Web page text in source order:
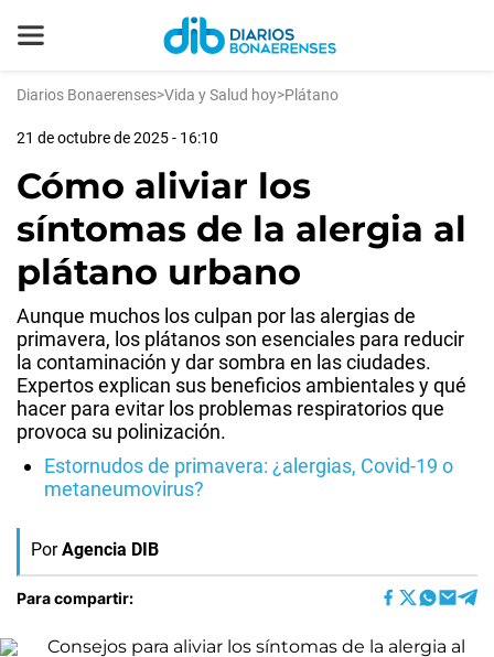
Diarios Bonaerenses>Vida y Salud hoy>Plátano
21 de octubre de 2025 - 16:10
Cómo aliviar los
síntomas de la alergia al
plátano urbano
Aunque muchos los culpan por las alergias de
primavera, los plátanos son esenciales para reducir
la contaminación y dar sombra en las ciudades.
Expertos explican sus beneficios ambientales y qué
hacer para evitar los problemas respiratorios que
provoca su polinización.
Estornudos de primavera: ¿alergias, Covid-19 o
metaneumovirus?
Por Agencia DIB
Para compartir: